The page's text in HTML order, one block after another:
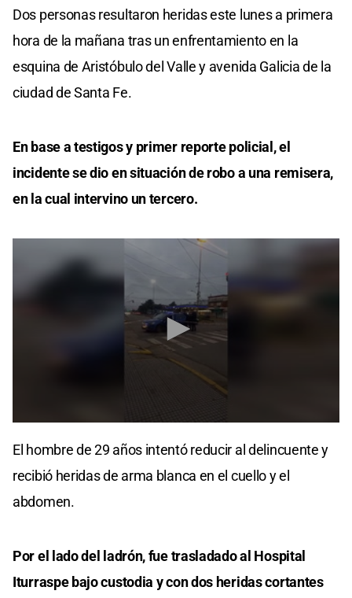
Dos personas resultaron heridas este lunes a primera
hora de la mañana tras un enfrentamiento en la
esquina de Aristóbulo del Valle y avenida Galicia de la
ciudad de Santa Fe.
En base a testigos y primer reporte policial, el
incidente se dio en situación de robo a una remisera,
en la cual intervino un tercero.
of
minutes,
second
El hombre de 29 años intentó reducir al delincuente y
recibió heridas de arma blanca en el cuello y el
abdomen.
Por el lado del ladrón, fue trasladado al Hospital
Iturraspe bajo custodia y con dos heridas cortantes